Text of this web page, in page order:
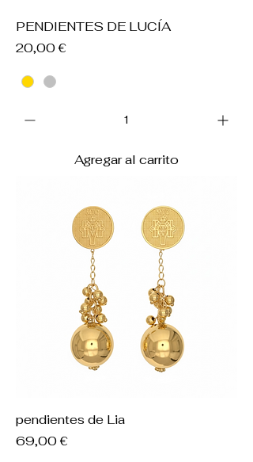
PENDIENTES DE LUCÍA
Precio
20,00 €
Agregar al carrito
pendientes de Lia
Precio
69,00 €